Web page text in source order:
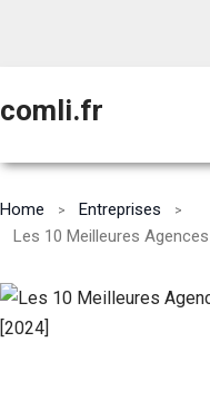
comli.fr
Home
Entreprises